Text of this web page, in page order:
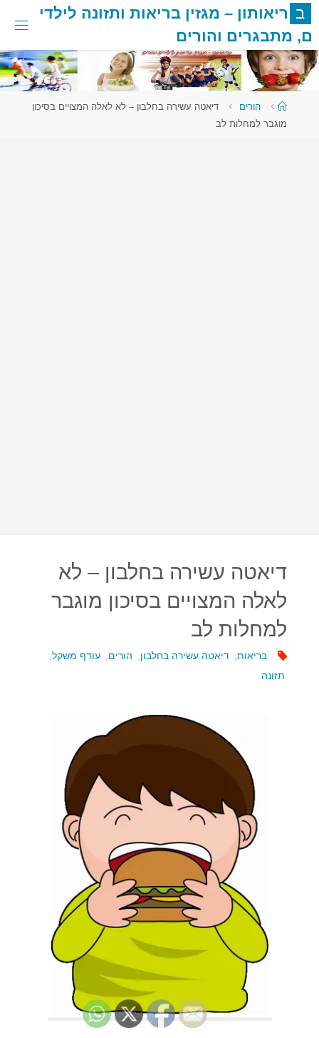
דלגו
לתוכן
ב ריאותון – מגזין בריאות ותזונה לילדי
ם, מתבגרים והורים
עמוד
ראשי
הורים
דיאטה עשירה בחלבון – לא לאלה המצויים בסיכון
מוגבר למחלות לב
דיאטה עשירה בחלבון – לא
לאלה המצויים בסיכון מוגבר
למחלות לב
בריאות דיאטה עשירה בחלבון הורים עודף משקל,
תזונה